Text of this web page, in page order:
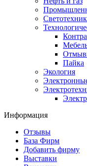
Пайка
Экология
Информация
Отзывы
База Фирм
Добавить фирму
Выставки